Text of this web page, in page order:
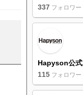
337 フォロワー
Hapyson公式
115 フォロワー